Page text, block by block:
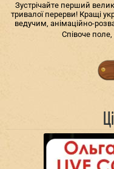
Зустрічайте перший
тривалої перерви! Кращі
ведучим, анімаційно-
Співоче поле,